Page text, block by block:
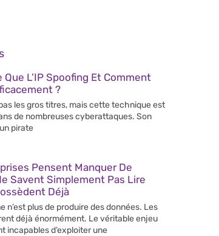
Que L’IP Spoofing Et Comment
?
les gros titres, mais cette technique est
de nombreuses cyberattaques. Son
pirate
Pensent Manquer De
Savent Simplement Pas Lire
Déjà
n’est plus de produire des données. Les
déjà énormément. Le véritable enjeu
incapables d’exploiter une